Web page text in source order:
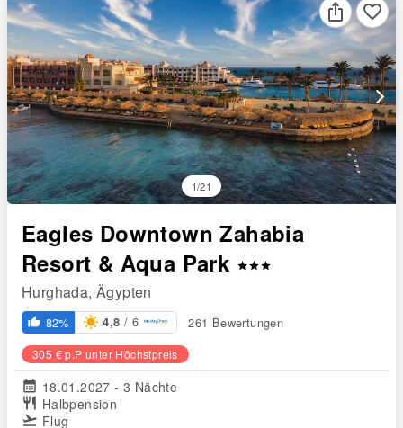
arrow_forward_ios
1/21
favorite_border
Eagles Downtown Zahabia
Resort & Aqua Park
starstarstar
Hurghada, Ägypten
thumb_up_alt 82% 4,8 / 6 261 Bewertungen
305 € p.P unter Höchstpreis
calendar_month 18.01.2027 - 3 Nächte
restaurant Halbpension
flight_takeoff Flug